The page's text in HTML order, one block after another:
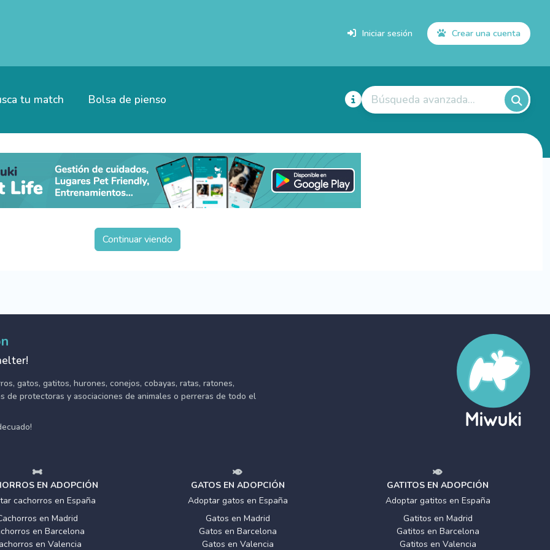
Iniciar sesión Crear una cuenta
tu match Bolsa de pienso Búsqueda avanzada...
Continuar viendo
gatos, gatitos, hurones, conejos, cobayas, ratas, ratones,
de protectoras y asociaciones de animales o perreras de todo el
EN ADOPCIÓN
cachorros en España
en Madrid
en Barcelona
en Valencia
GATOS EN ADOPCIÓN
Adoptar gatos en España
Gatos en Madrid
Gatos en Barcelona
Gatos en Valencia
GATITOS EN ADOPCIÓN
Adoptar gatitos en España
Gatitos en Madrid
Gatitos en Barcelona
Gatitos en Valencia